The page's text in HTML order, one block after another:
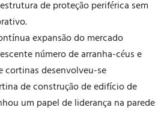
de proteção periférica sem
expansão do mercado
número de arranha-céus e
cortinas desenvolveu-se
de construção de edifício de
um papel de liderança na parede